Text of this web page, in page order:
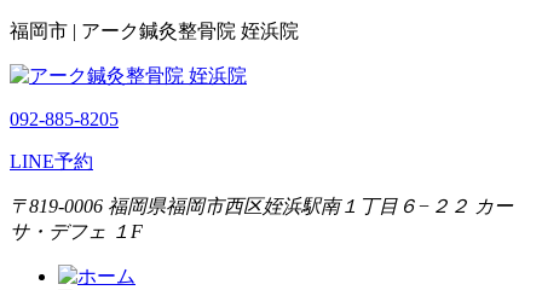
福岡市 | アーク鍼灸整骨院 姪浜院
092-885-8205
LINE予約
〒819-0006 福岡県福岡市西区姪浜駅南１丁目６−２２ カー
サ・デフェ １F